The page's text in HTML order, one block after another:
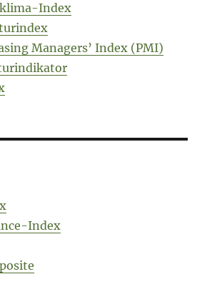
Index
Managers’ Index (PMI)
Index